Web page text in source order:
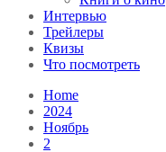
Интервью
Трейлеры
Квизы
Что посмотреть
Home
2024
Ноябрь
2